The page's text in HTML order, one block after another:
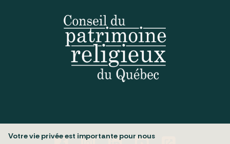
Votre vie privée est importante pour nous